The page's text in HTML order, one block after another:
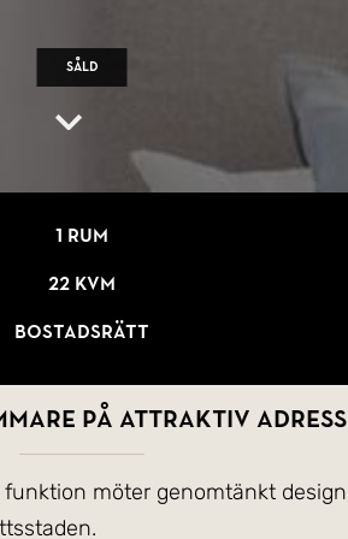
Såld
1 rum
22 kvm
Bostadsrätt
på attraktiv
möter genomtänkt